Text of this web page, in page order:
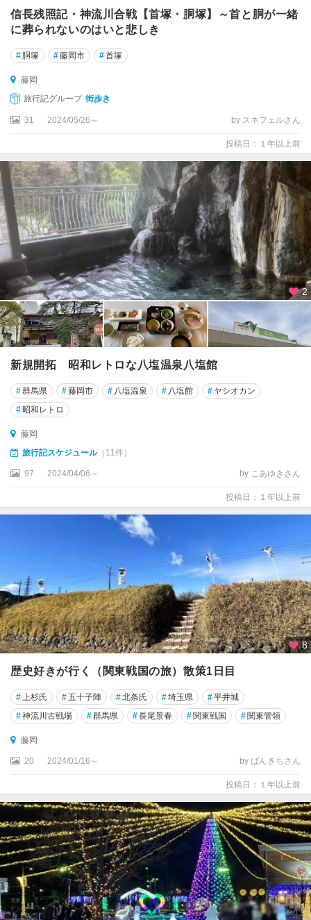
信長残照記・神流川合戦【首塚・胴塚】～首と胴が一緒
に葬られないのはいと悲しき
# 胴塚 #藤岡市 #首塚
藤岡
旅行記グループ 街歩き
31 2024/05/26～ by スネフェルさん
投稿日：１年以上前
2
新規開拓 昭和レトロな八塩温泉八塩館
#群馬県 #藤岡市 # 八塩温泉 # 八塩館 # ヤシオカン
# 昭和レトロ
藤岡
旅行記スケジュール（11件）
97 2024/04/06～ by こあゆきさん
投稿日：１年以上前
8
歴史好きが行く（関東戦国の旅）散策1日目
#上杉氏 #五十子陣 #北条氏 #埼玉県 #平井城
#神流川古戦場 #群馬県 #長尾景春 # 関東戦国 # 関東管領
藤岡
20 2024/01/16～ by ばんきちさん
投稿日：１年以上前